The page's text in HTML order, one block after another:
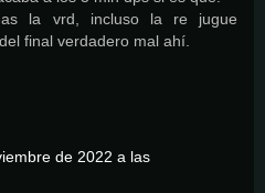
la vrd, incluso la re jugue
final verdadero mal ahí.
de 2022 a las